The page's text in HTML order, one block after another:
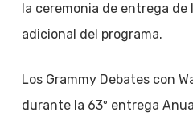
la ceremonia de entrega
adicional del programa.
Los Grammy Debates con
durante la 63º entrega